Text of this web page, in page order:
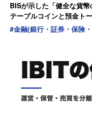
BISが示した「健全な貨
テーブルコインと預金ト
#金融(銀行・証券・保険